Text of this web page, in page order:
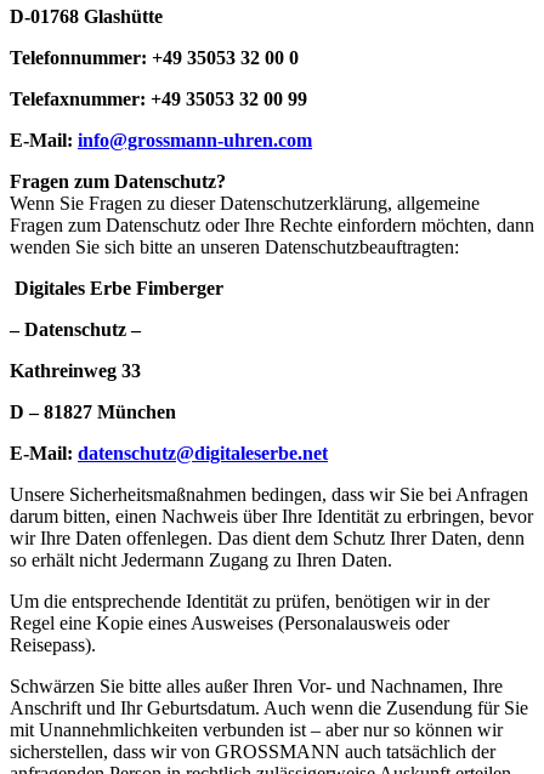
D-01768 Glashütte
Telefonnummer: +49 35053 32 00 0
Telefaxnummer: +49 35053 32 00 99
E-Mail: info@grossmann-uhren.com
Fragen zum Datenschutz?
Wenn Sie Fragen zu dieser Datenschutzerklärung, allgemeine
Fragen zum Datenschutz oder Ihre Rechte einfordern möchten, dann
wenden Sie sich bitte an unseren Datenschutzbeauftragten:
Digitales Erbe Fimberger
– Datenschutz –
Kathreinweg 33
D – 81827 München
E-Mail: datenschutz@digitaleserbe.net
Unsere Sicherheitsmaßnahmen bedingen, dass wir Sie bei Anfragen
darum bitten, einen Nachweis über Ihre Identität zu erbringen, bevor
wir Ihre Daten offenlegen. Das dient dem Schutz Ihrer Daten, denn
so erhält nicht Jedermann Zugang zu Ihren Daten.
Um die entsprechende Identität zu prüfen, benötigen wir in der
Regel eine Kopie eines Ausweises (Personalausweis oder
Reisepass).
Schwärzen Sie bitte alles außer Ihren Vor- und Nachnamen, Ihre
Anschrift und Ihr Geburtsdatum. Auch wenn die Zusendung für Sie
mit Unannehmlichkeiten verbunden ist – aber nur so können wir
sicherstellen, dass wir von GROSSMANN auch tatsächlich der